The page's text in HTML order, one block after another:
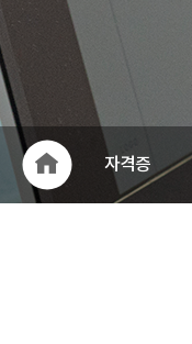
My Life!
부산디지
털대학교
자격증